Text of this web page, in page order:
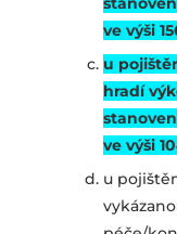
ve výši
u
hradí
ve výši
u